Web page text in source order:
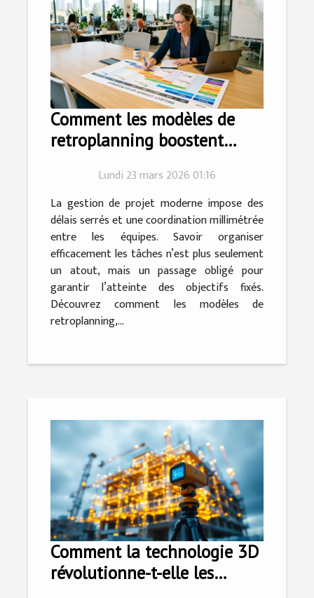
Comment les modèles de
retroplanning boostent
Lundi 23 mars 2026 01:16
La gestion de projet moderne impose des
délais serrés et une coordination millimétrée
entre les équipes. Savoir organiser
efficacement les tâches n’est plus seulement
un atout, mais un passage obligé pour
garantir l’atteinte des objectifs fixés.
Découvrez comment les modèles de
retroplanning,...
Comment la technologie 3D
révolutionne-t-elle les